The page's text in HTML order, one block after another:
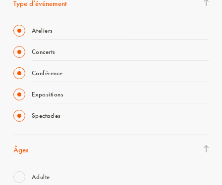
Type d’événement
Ateliers
Concerts
Conférence
Expositions
Spectacles
Âges
Adulte